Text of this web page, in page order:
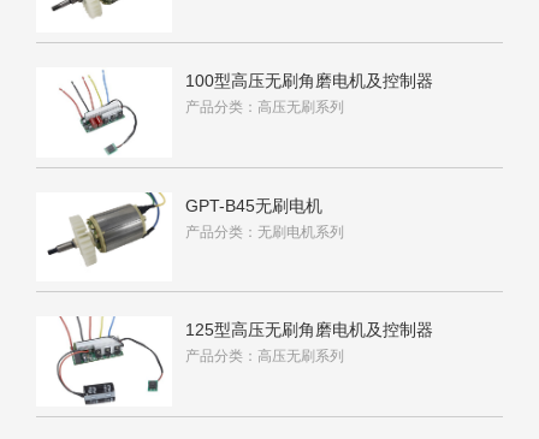
100型高压无刷角磨电机及控制器
产品分类：高压无刷系列
GPT-B45无刷电机
产品分类：无刷电机系列
125型高压无刷角磨电机及控制器
产品分类：高压无刷系列